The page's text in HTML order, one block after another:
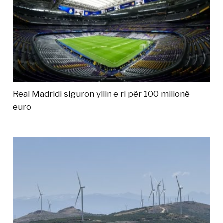
Real Madridi siguron yllin e ri për 100 milionë
euro